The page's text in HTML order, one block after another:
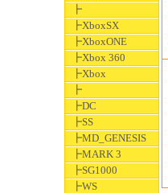
┣
┣XboxSX
┣XboxONE
┣Xbox 360
┣Xbox
┣
┣DC
┣SS
┣MD_GENESIS
┣MARK 3
┣SG1000
┣WS